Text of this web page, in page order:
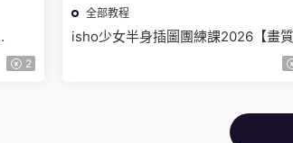
2
全部教程
isho少女半身插圖團練課2026【畫